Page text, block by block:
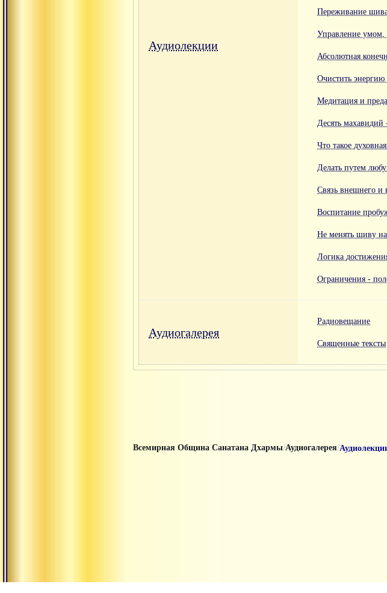
Аудиолекции
Переживание
Управление умом,
Абсолютная
Очистить энергию
Медитация и
Десять махавидий
Что такое
Делать путем
Связь внешнего и
Воспитание
Не менять шиву
Логика
Ограничения -
Аудиогалерея
Радиовещание
Священные тексты
Всемирная Община Санатана Дхармы/Аудиогалерея/